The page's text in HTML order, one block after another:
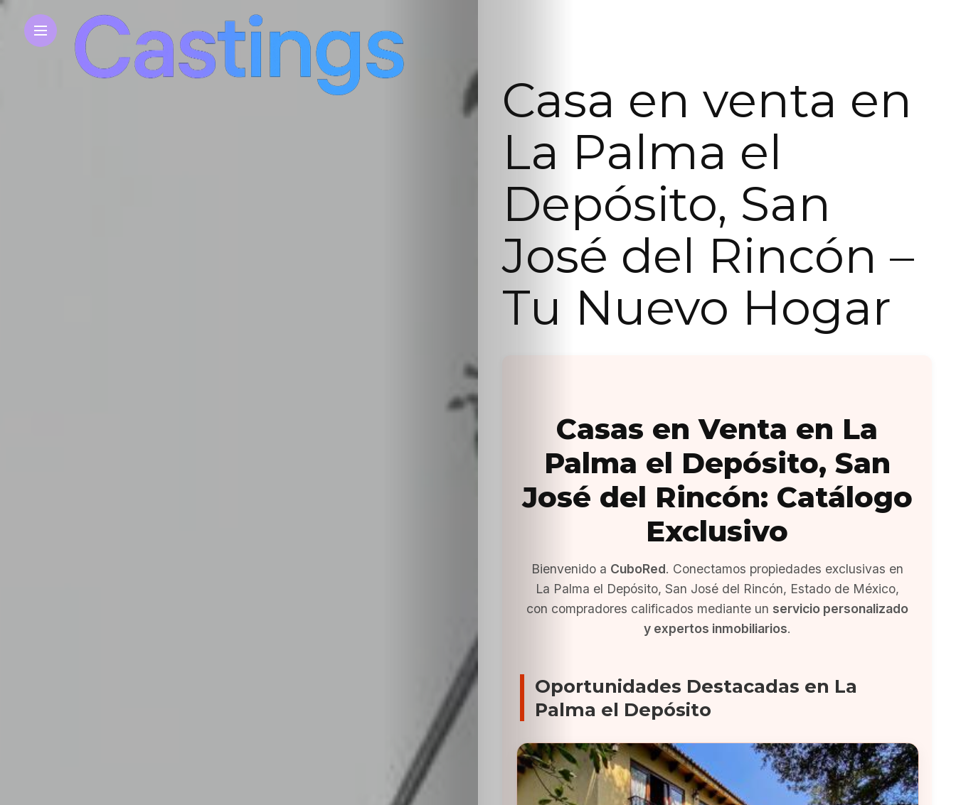
Casa en venta en
La Palma el
Depósito, San
José del Rincón –
Tu Nuevo Hogar
Casas en Venta en La
Palma el Depósito, San
José del Rincón: Catálogo
Exclusivo
Bienvenido a CuboRed. Conectamos propiedades exclusivas en
La Palma el Depósito, San José del Rincón, Estado de México,
con compradores calificados mediante un servicio personalizado
y expertos inmobiliarios.
Oportunidades Destacadas en La
Palma el Depósito